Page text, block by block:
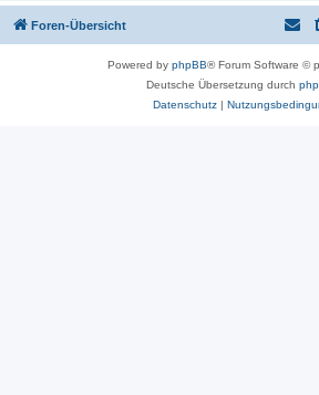
Foren-Übersicht
Powered by phpBB® Forum Software ©
Deutsche Übersetzung durch
Datenschutz|